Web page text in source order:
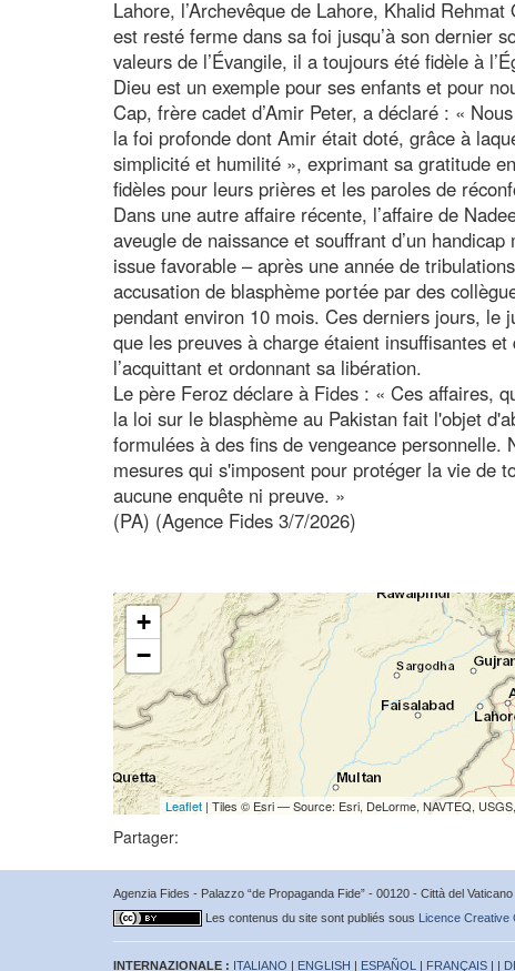
Lahore, l’Archevêque de Lahore, Khalid
est resté ferme dans sa foi jusqu’à son dernier
valeurs de l’Évangile, il a toujours été fidèle à
Dieu est un exemple pour ses enfants et pour
Cap, frère cadet d’Amir Peter, a déclaré : «
la foi profonde dont Amir était doté, grâce à
simplicité et humilité », exprimant sa gratitude
fidèles pour leurs prières et les paroles de
Dans une autre affaire récente, l’affaire de
aveugle de naissance et souffrant d’un
issue favorable – après une année de
accusation de blasphème portée par des
pendant environ 10 mois. Ces derniers jours, le
que les preuves à charge étaient insuffisantes
l’acquittant et ordonnant sa libération.
Le père Feroz déclare à Fides : « Ces affaires,
la loi sur le blasphème au Pakistan fait l'objet
formulées à des fins de vengeance
mesures qui s'imposent pour protéger la vie de
aucune enquête ni preuve. »
(PA) (Agence Fides 3/7/2026)
+
−
Leaflet| Tiles © Esri — Source: Esri, DeLorme, NAVTEQ,
Partager:
Agenzia Fides - Palazzo “de Propaganda Fide” - 00120 - Città del
Les contenus du site sont publiés sous Licence Creative
INTERNAZIONALE : ITALIANO | ENGLISH | ESPAÑOL | FRANÇAIS | |